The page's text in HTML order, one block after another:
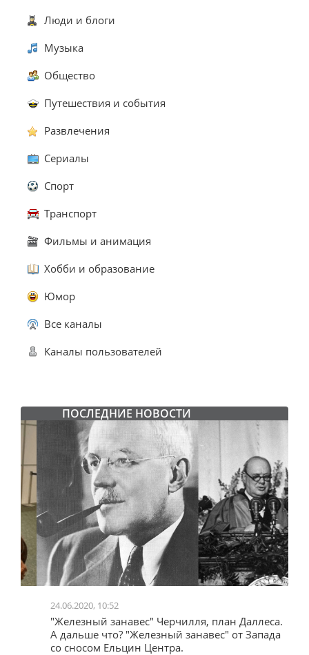
Люди и блоги
Музыка
Общество
Путешествия и события
Развлечения
Сериалы
Спорт
Транспорт
Фильмы и анимация
Хобби и образование
Юмор
Все каналы
Каналы пользователей
ПОСЛЕДНИЕ НОВОСТИ
24.06.2020, 10:52
"Железный занавес" Черчилля, план Даллеса.
А дальше что? "Железный занавес" от Запада
со сносом Ельцин Центра.